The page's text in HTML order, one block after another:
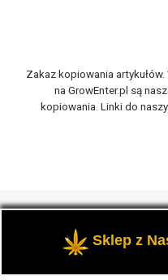
Zakaz kopiowania
na GrowEnter.pl są
kopiowania. Linki do
GrowEnter to strona o
zwanej
Sklep z